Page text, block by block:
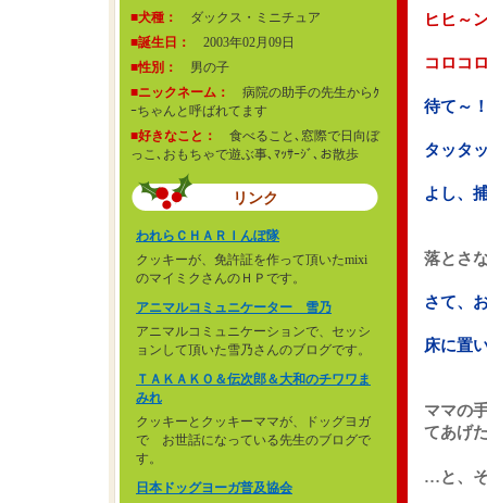
■犬種： ダックス・ミニチュア
■誕生日： 2003年02月09日
■性別： 男の子
■ニックネーム： 病院の助手の先生からｸ
ｰちゃんと呼ばれてます
■好きなこと： 食べること､窓際で日向ぼ
っこ､おもちゃで遊ぶ事､ﾏｯｻｰｼﾞ､お散歩
リンク
われらＣＨＡＲＩんぽ隊
クッキーが、免許証を作って頂いたmixi
のマイミクさんのＨＰです。
アニマルコミュニケーター 雪乃
アニマルコミュニケーションで、セッシ
ョンして頂いた雪乃さんのブログです。
ＴＡＫＡＫＯ＆伝次郎＆大和のチワワま
みれ
クッキーとクッキーママが、ドッグヨガ
で お世話になっている先生のブログで
す。
日本ドッグヨーガ普及協会
ヒヒ～
コロコ
待て～
タッタ
よし、
落とさ
さて、
床に置
ママの
てあげ
…と、